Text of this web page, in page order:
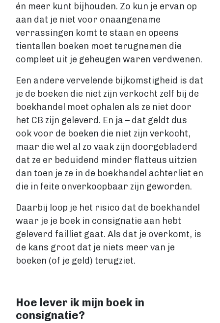
én meer kunt bijhouden. Zo kun je ervan op
aan dat je niet voor onaangename
verrassingen komt te staan en opeens
tientallen boeken moet terugnemen die
compleet uit je geheugen waren verdwenen.
Een andere vervelende bijkomstigheid is dat
je de boeken die niet zijn verkocht zelf bij de
boekhandel moet ophalen als ze niet door
het CB zijn geleverd. En ja – dat geldt dus
ook voor de boeken die niet zijn verkocht,
maar die wel al zo vaak zijn doorgebladerd
dat ze er beduidend minder flatteus uitzien
dan toen je ze in de boekhandel achterliet en
die in feite onverkoopbaar zijn geworden.
Daarbij loop je het risico dat de boekhandel
waar je je boek in consignatie aan hebt
geleverd failliet gaat. Als dat je overkomt, is
de kans groot dat je niets meer van je
boeken (of je geld) terugziet.
Hoe lever ik mijn boek in
consignatie?